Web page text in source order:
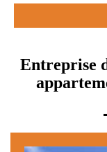
Entreprise